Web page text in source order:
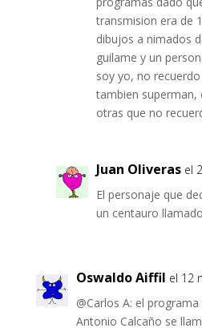
transmision era de
dibujos a nimados
guilame y un
soy yo, no
tambien superman,
otras que no
Juan Oliveras el
El personaje que
un centauro
Oswaldo Aiffil el 12
@Carlos A: el
Antonio Calcaño se